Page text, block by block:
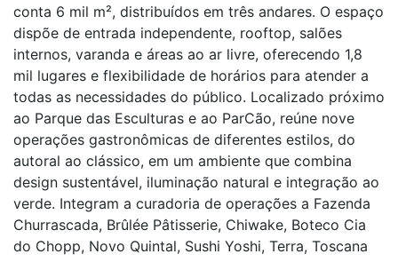
conta 6 mil m², distribuídos em três andares. O espaço
dispõe de entrada independente, rooftop, salões
internos, varanda e áreas ao ar livre, oferecendo 1,8
mil lugares e flexibilidade de horários para atender a
todas as necessidades do público. Localizado próximo
ao Parque das Esculturas e ao ParCão, reúne nove
operações gastronômicas de diferentes estilos, do
autoral ao clássico, em um ambiente que combina
design sustentável, iluminação natural e integração ao
verde. Integram a curadoria de operações a Fazenda
Churrascada, Brûlée Pâtisserie, Chiwake, Boteco Cia
do Chopp, Novo Quintal, Sushi Yoshi, Terra, Toscana